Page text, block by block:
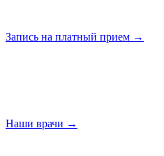
Запись на платный прием →
Наши врачи →